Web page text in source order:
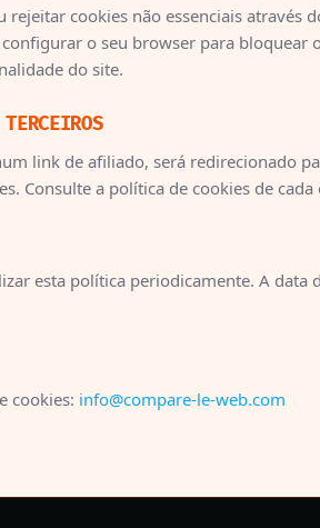
rejeitar cookies não essenciais através
o seu browser para
do site.
link de afiliado, será redirecionado
Consulte a política de cookies de
esta política periodicamente. A data
cookies: info@compare-le-web.com